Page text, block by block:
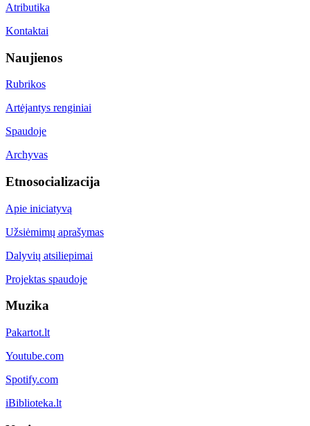
Atributika
Kontaktai
Naujienos
Rubrikos
Artėjantys renginiai
Spaudoje
Archyvas
Etnosocializacija
Apie iniciatyvą
Užsiėmimų aprašymas
Dalyvių atsiliepimai
Projektas spaudoje
Muzika
Pakartot.lt
Youtube.com
Spotify.com
iBiblioteka.lt